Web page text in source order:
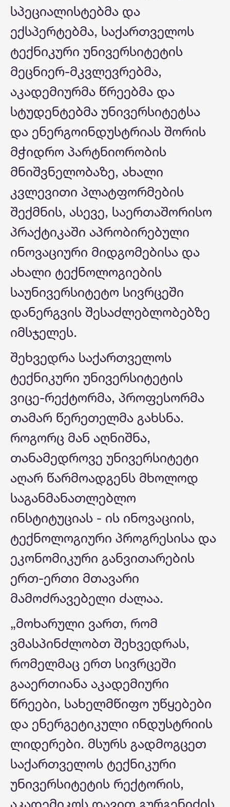
სპეციალისტებმა და
ექსპერტებმა, საქართველოს
ტექნიკური უნივერსიტეტის
მეცნიერ-მკვლევრებმა,
აკადემიურმა წრეებმა და
სტუდენტებმა უნივერსიტეტსა
და ენერგოინდუსტრიას შორის
მჭიდრო პარტნიორობის
მნიშვნელობაზე, ახალი
კვლევითი პლატფორმების
შექმნის, ასევე, საერთაშორისო
პრაქტიკაში აპრობირებული
ინოვაციური მიდგომებისა და
ახალი ტექნოლოგიების
საუნივერსიტეტო სივრცეში
დანერგვის შესაძლებლობებზე
იმსჯელეს.
შეხვედრა საქართველოს
ტექნიკური უნივერსიტეტის
ვიცე-რექტორმა, პროფესორმა
თამარ წერეთელმა გახსნა.
როგორც მან აღნიშნა,
თანამედროვე უნივერსიტეტი
აღარ წარმოადგენს მხოლოდ
საგანმანათლებლო
ინსტიტუციას - ის ინოვაციის,
ტექნოლოგიური პროგრესისა და
ეკონომიკური განვითარების
ერთ-ერთი მთავარი
მამოძრავებელი ძალაა.
„მოხარული ვართ, რომ
ვმასპინძლობთ შეხვედრას,
რომელმაც ერთ სივრცეში
გააერთიანა აკადემიური
წრეები, სახელმწიფო უწყებები
და ენერგეტიკული ინდუსტრიის
ლიდერები. მსურს გადმოგცეთ
საქართველოს ტექნიკური
უნივერსიტეტის რექტორის,
აკადემიკოს დავით გურგენიძის